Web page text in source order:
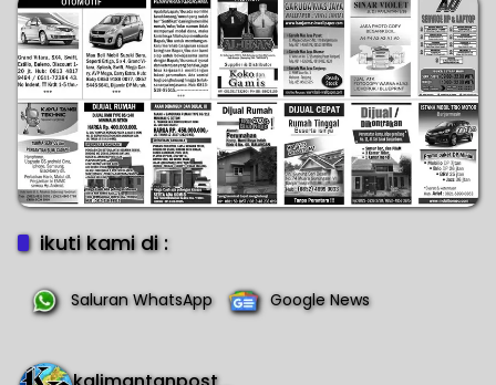
ikuti kami di :
Saluran WhatsApp Google News